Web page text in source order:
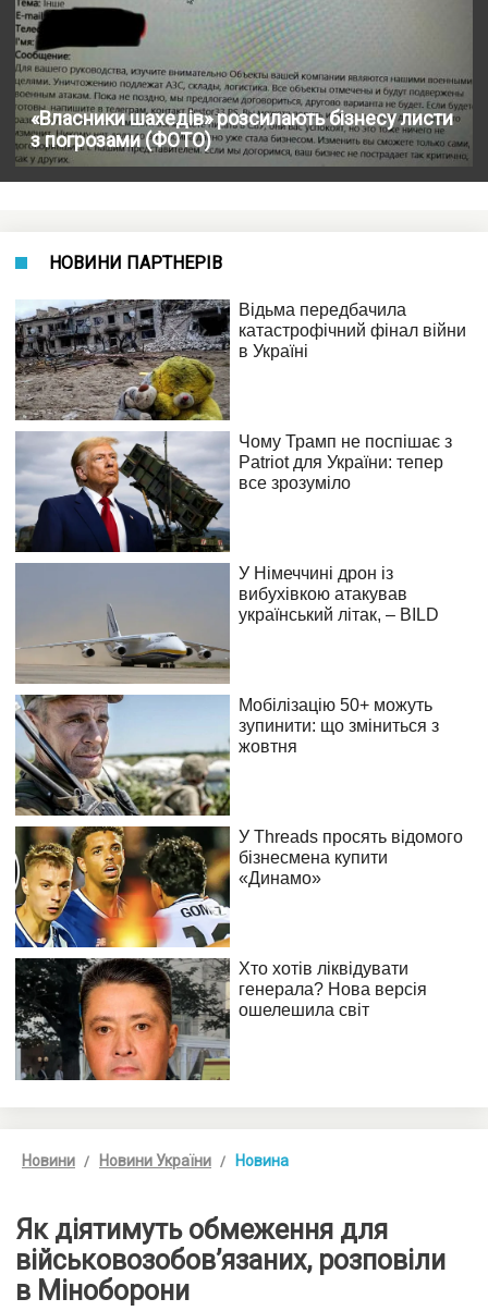
«Власники шахедів» розсилають бізнесу листи
з погрозами (ФОТО)
НОВИНИ ПАРТНЕРІВ
Новини Новини України Новина
Як діятимуть обмеження для
військовозобов’язаних, розповіли
в Міноборони